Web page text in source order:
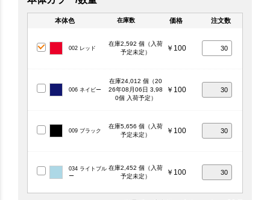
本体色 在庫数 価格 注文数
002 レッド
在庫2,592 個（入荷
予定未定）
￥100
006 ネイビー
在庫24,012 個（20
26年08月06日 3,98
0個 入荷予定）
￥100
009 ブラック
在庫5,656 個（入荷
予定未定）
￥100
034 ライトブル
ー
在庫2,452 個（入荷
予定未定）
￥100